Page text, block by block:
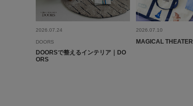
2026.07.24
DOORS
DOORSで整えるインテリア｜DO
ORS
2026.07.10
MAGICAL THEATER